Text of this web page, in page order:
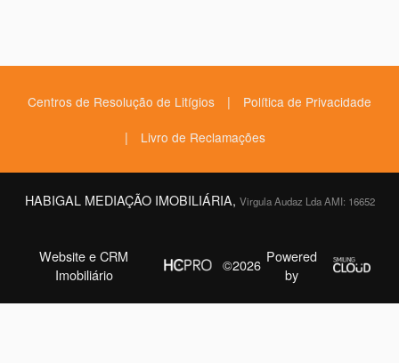
Centros de Resolução de Litígios | Política de Privacidade
| Livro de Reclamações
HABIGAL MEDIAÇÃO IMOBILIÁRIA, Virgula Audaz Lda AMI: 16652
Website e CRM
Imobiliário
©2026 Powered
by